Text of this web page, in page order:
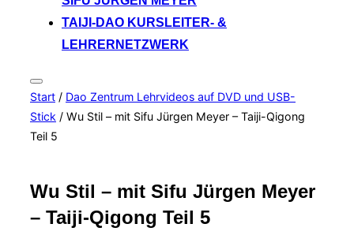
TAIJI-DAO KURSLEITER- &
LEHRERNETZWERK
Seitenleiste
&
Navigation
umschalten
Start / Dao Zentrum Lehrvideos auf DVD und USB-
Stick / Wu Stil – mit Sifu Jürgen Meyer – Taiji-Qigong
Teil 5
Wu Stil – mit Sifu Jürgen Meyer
– Taiji-Qigong Teil 5